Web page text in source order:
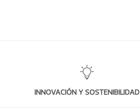
INNOVACIÓN Y SOSTENIBILIDAD